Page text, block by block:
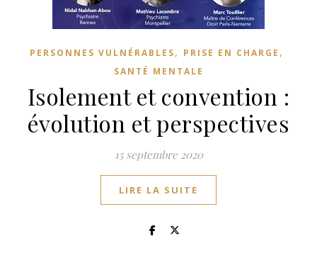
PERSONNES VULNÉRABLES, PRISE EN CHARGE ,
SANTÉ MENTALE
Isolement et convention :
évolution et perspectives
15 septembre 2020
LIRE LA SUITE